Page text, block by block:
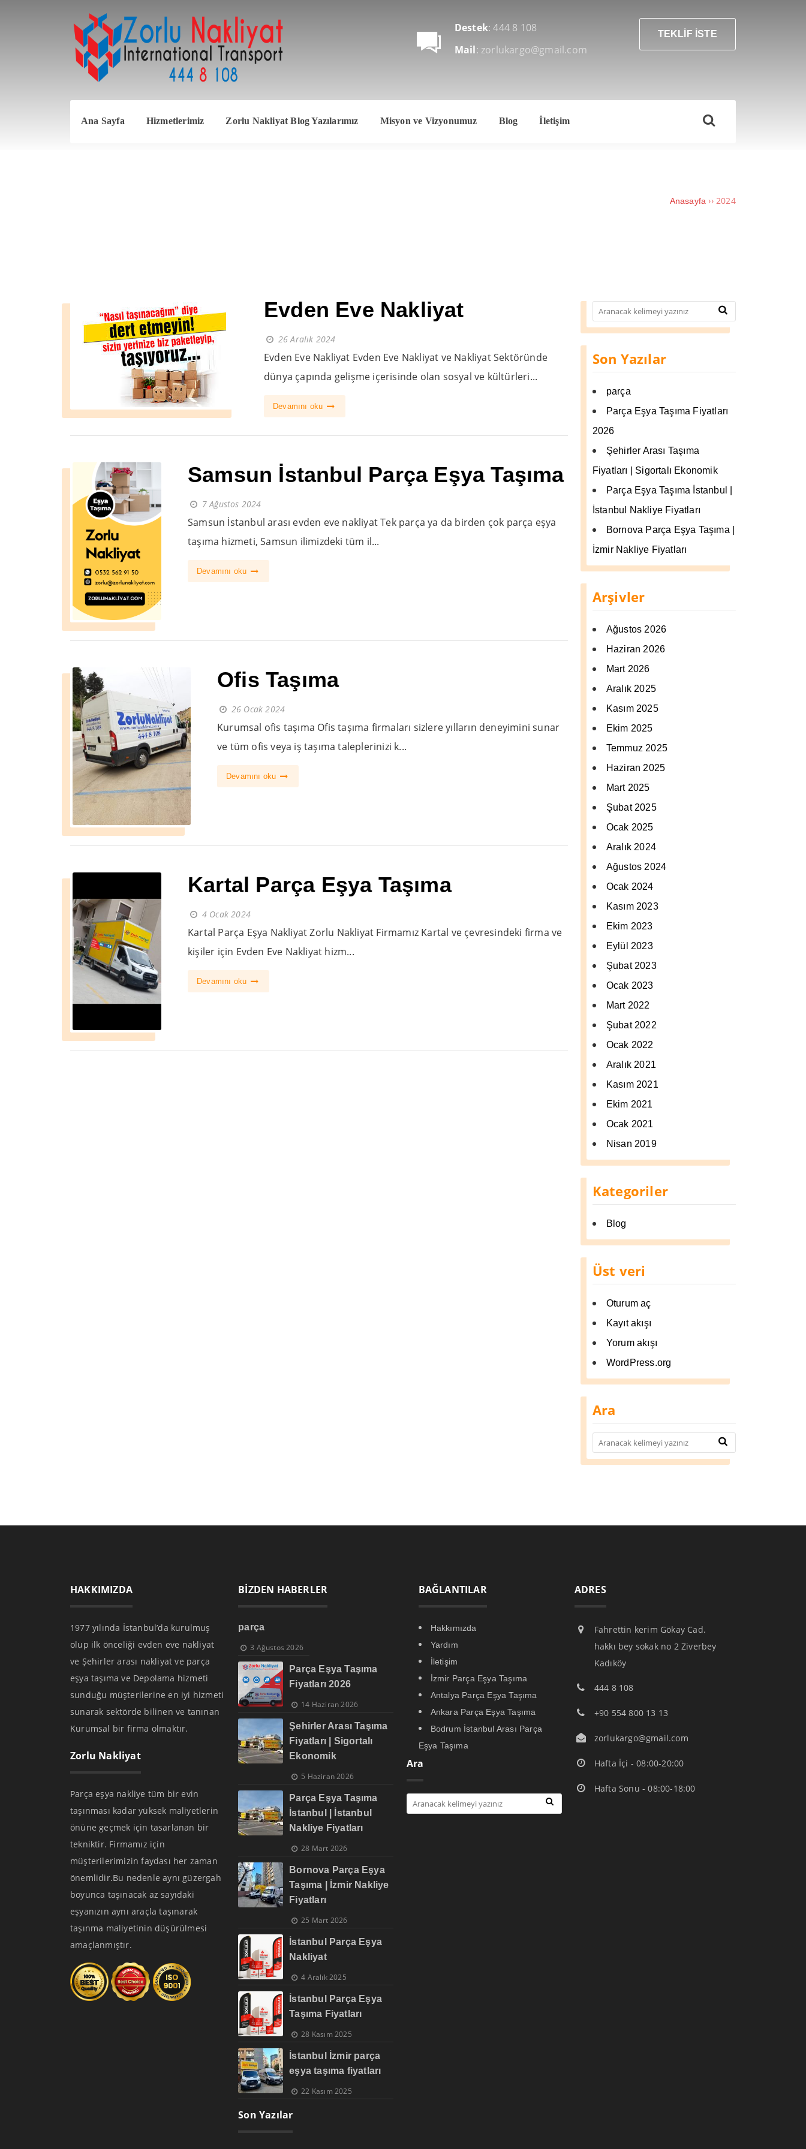
Destek: 444 8 108
Mail: zorlukargo@gmail.com
TEKLİF İSTE
Ana Sayfa Hizmetlerimiz Zorlu Nakliyat Blog Yazılarımız Misyon ve Vizyonumuz Blog İletişim
Anasayfa ››2024
Evden Eve Nakliyat
26 Aralık 2024
Evden Eve Nakliyat Evden Eve Nakliyat ve Nakliyat Sektöründe
dünya çapında gelişme içerisinde olan sosyal ve kültürleri...
Devamını oku
Samsun İstanbul Parça Eşya Taşıma
7 Ağustos 2024
Samsun İstanbul arası evden eve nakliyat Tek parça ya da birden çok parça eşya
taşıma hizmeti, Samsun ilimizdeki tüm il...
Devamını oku
Ofis Taşıma
26 Ocak 2024
Kurumsal ofis taşıma Ofis taşıma firmaları sizlere yılların deneyimini sunar
ve tüm ofis veya iş taşıma taleplerinizi k...
Devamını oku
Kartal Parça Eşya Taşıma
4 Ocak 2024
Kartal Parça Eşya Nakliyat Zorlu Nakliyat Firmamız Kartal ve çevresindeki firma ve
kişiler için Evden Eve Nakliyat hizm...
Devamını oku
Son Yazılar
parça
Parça Eşya Taşıma Fiyatları
2026
Şehirler Arası Taşıma
Fiyatları | Sigortalı Ekonomik
Parça Eşya Taşıma İstanbul |
İstanbul Nakliye Fiyatları
Bornova Parça Eşya Taşıma |
İzmir Nakliye Fiyatları
Arşivler
Ağustos 2026
Haziran 2026
Mart 2026
Aralık 2025
Kasım 2025
Ekim 2025
Temmuz 2025
Haziran 2025
Mart 2025
Şubat 2025
Ocak 2025
Aralık 2024
Ağustos 2024
Ocak 2024
Kasım 2023
Ekim 2023
Eylül 2023
Şubat 2023
Ocak 2023
Mart 2022
Şubat 2022
Ocak 2022
Aralık 2021
Kasım 2021
Ekim 2021
Ocak 2021
Nisan 2019
Kategoriler
Blog
Üst veri
Oturum aç
Kayıt akışı
Yorum akışı
WordPress.org
Ara
HAKKIMIZDA
1977 yılında İstanbul’da kurulmuş
olup ilk önceliği evden eve nakliyat
ve Şehirler arası nakliyat ve parça
eşya taşıma ve Depolama hizmeti
sunduğu müşterilerine en iyi hizmeti
sunarak sektörde bilinen ve tanınan
Kurumsal bir firma olmaktır.
Zorlu Nakliyat
Parça eşya nakliye tüm bir evin
taşınması kadar yüksek maliyetlerin
önüne geçmek için tasarlanan bir
tekniktir. Firmamız için
müşterilerimizin faydası her zaman
önemlidir.Bu nedenle aynı güzergah
boyunca taşınacak az sayıdaki
eşyanızın aynı araçla taşınarak
taşınma maliyetinin düşürülmesi
amaçlanmıştır.
BİZDEN HABERLER
parça
3 Ağustos 2026
Parça Eşya Taşıma
Fiyatları 2026
14 Haziran 2026
Şehirler Arası Taşıma
Fiyatları | Sigortalı
Ekonomik
5 Haziran 2026
Parça Eşya Taşıma
İstanbul | İstanbul
Nakliye Fiyatları
28 Mart 2026
Bornova Parça Eşya
Taşıma | İzmir Nakliye
Fiyatları
25 Mart 2026
İstanbul Parça Eşya
Nakliyat
4 Aralık 2025
İstanbul Parça Eşya
Taşıma Fiyatları
28 Kasım 2025
İstanbul İzmir parça
eşya taşıma fiyatları
22 Kasım 2025
Son Yazılar
BAĞLANTILAR
Hakkımızda
Yardım
İletişim
İzmir Parça Eşya Taşıma
Antalya Parça Eşya Taşıma
Ankara Parça Eşya Taşıma
Bodrum İstanbul Arası Parça
Eşya Taşıma
Ara
ADRES
Fahrettin kerim Gökay Cad.
hakkı bey sokak no 2 Ziverbey
Kadıköy
444 8 108
+90 554 800 13 13
zorlukargo@gmail.com
Hafta İçi - 08:00-20:00
Hafta Sonu - 08:00-18:00